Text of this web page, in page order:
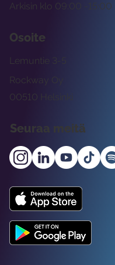
Arkisin klo 09:00 -15:00
Osoite
Rockway Oy
Lemuntie 3-5
00510 Helsinki
Seuraa meitä